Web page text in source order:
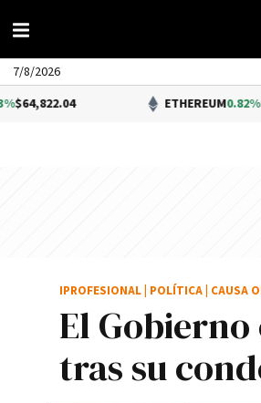
7/8/2026
ETHEREUM0.82%$1,913.21
El Gobierno
tras su
IPROFESIONAL POLÍTICA CAUSA